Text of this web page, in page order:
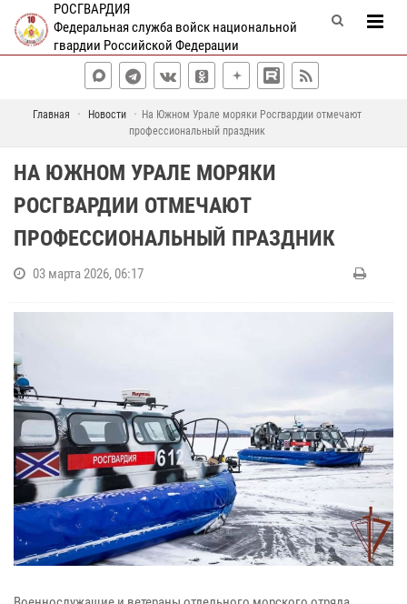
РОСГВАРДИЯ
Федеральная служба войск национальной
гвардии Российской Федерации
Главная Новости
На Южном Урале моряки Росгвардии отмечают
профессиональный праздник
НА ЮЖНОМ УРАЛЕ МОРЯКИ
РОСГВАРДИИ ОТМЕЧАЮТ
ПРОФЕССИОНАЛЬНЫЙ ПРАЗДНИК
03 марта 2026, 06:17